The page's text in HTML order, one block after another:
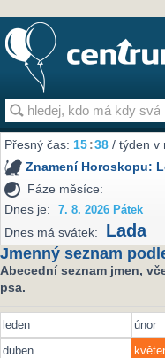
Přesný čas:15:38 / týden v
Znamení Horoskopu:
Fáze měsíce:
Dnes je:
7. 8. 2026 Pátek
Dnes má svátek: Lada
Jmenný seznam
Abecední seznam jmen,
psa.
leden únor
duben